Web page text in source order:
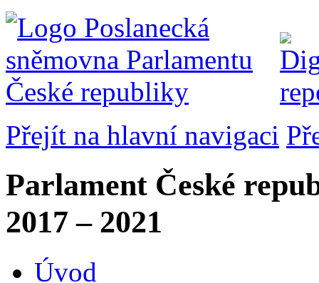
Přejít na hlavní navigaci
Parlament České
2017 – 2021
Úvod